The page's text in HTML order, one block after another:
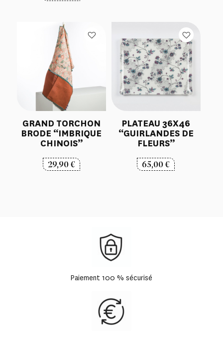
GRAND TORCHON
BRODE “IMBRIQUE
CHINOIS”
29,90€
PLATEAU 36X46
“GUIRLANDES DE
FLEURS”
65,00€
Paiement 100 % sécurisé